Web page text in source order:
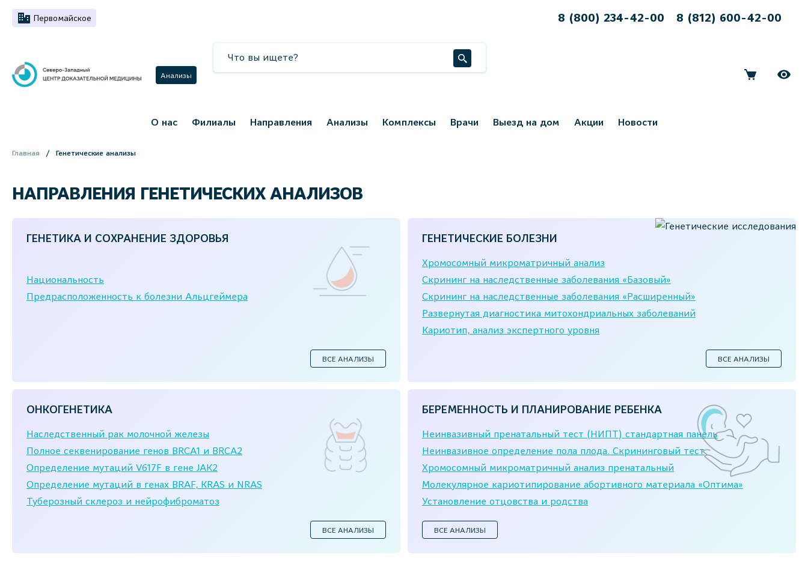
Первомайское 8 (800) 234-42-00 8 (812) 600-42-00
Анализы
О нас Филиалы Направления Анализы Комплексы Врачи Выезд на дом Акции Новости
Главная Генетические анализы
НАПРАВЛЕНИЯ ГЕНЕТИЧЕСКИХ АНАЛИЗОВ
ГЕНЕТИКА И СОХРАНЕНИЕ ЗДОРОВЬЯ
Национальность
Предрасположенность к болезни Альцгеймера
ВСЕ АНАЛИЗЫ
ГЕНЕТИЧЕСКИЕ БОЛЕЗНИ
Хромосомный микроматричный анализ
Скрининг на наследственные заболевания «Базовый»
Скрининг на наследственные заболевания «Расширенный»
Развернутая диагностика митохондриальных заболеваний
Кариотип, анализ экспертного уровня
ВСЕ АНАЛИЗЫ
ОНКОГЕНЕТИКА
Наследственный рак молочной железы
Полное секвенирование генов BRCA1 и BRCA2
Определение мутаций V617F в гене JAK2
Определение мутаций в генах BRAF, KRAS и NRAS
Туберозный склероз и нейрофиброматоз
ВСЕ АНАЛИЗЫ
БЕРЕМЕННОСТЬ И ПЛАНИРОВАНИЕ РЕБЕНКА
Неинвазивный пренатальный тест (НИПТ) стандартная панель
Неинвазивное определение пола плода. Скрининговый тест
Хромосомный микроматричный анализ пренатальный
Молекулярное кариотипирование абортивного материала «Оптима»
Установление отцовства и родства
ВСЕ АНАЛИЗЫ